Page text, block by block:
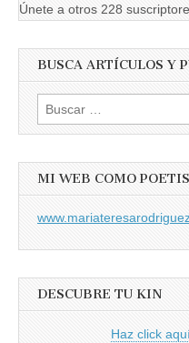
Únete a otros 228
BUSCA ARTÍCULOS Y
Buscar:
MI WEB COMO
DESCUBRE TU KIN
Haz click